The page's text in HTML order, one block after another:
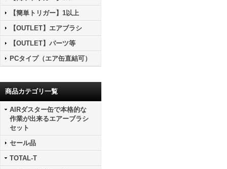
【簡単トリガー】1以上
【OUTLET】エアブラシ
【OUTLET】パーツ等
PCタイプ（エア缶直結可）
商品カテゴリ一覧
AIRダスター缶で本格的な
作業が出来るエアーブラシ
セット
セール品
TOTAL-T